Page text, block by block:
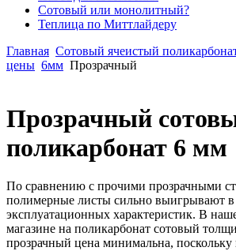
Сотовый или монолитный?
Теплица по Миттлайдеру
Главная Сотовый ячеистый
цены 6мм Прозрачный
Прозрачный
поликарбонат 6 мм
По сравнению с прочими прозрачными
полимерные листы сильно выигрывают в
эксплуатационных характеристик. В
магазине на поликарбонат сотовый
прозрачный цена минимальна, поскольку